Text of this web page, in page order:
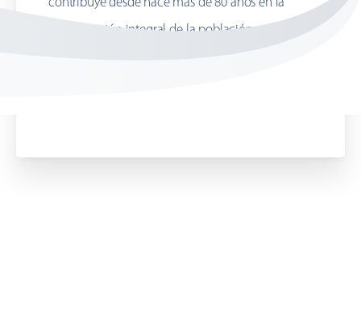
contribuye desde hace más de 80 años en la
rehabilitación integral de la población en